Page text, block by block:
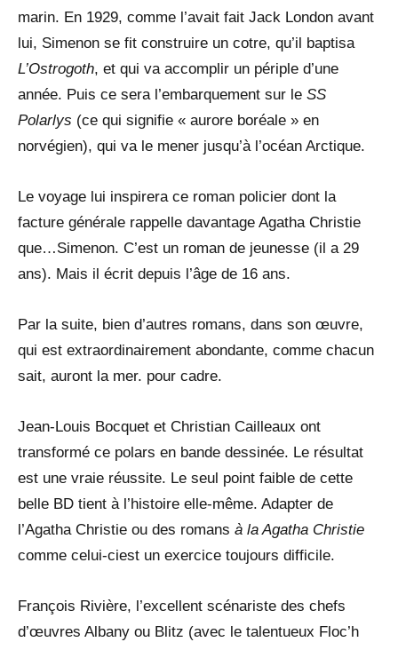
marin. En 1929, comme l’avait fait Jack London avant
lui, Simenon se fit construire un cotre, qu’il baptisa
L’Ostrogoth, et qui va accomplir un périple d’une
année. Puis ce sera l’embarquement sur le SS
Polarlys (ce qui signifie « aurore boréale » en
norvégien), qui va le mener jusqu’à l’océan Arctique.
Le voyage lui inspirera ce roman policier dont la
facture générale rappelle davantage Agatha Christie
que…Simenon. C’est un roman de jeunesse (il a 29
ans). Mais il écrit depuis l’âge de 16 ans.
Par la suite, bien d’autres romans, dans son œuvre,
qui est extraordinairement abondante, comme chacun
sait, auront la mer. pour cadre.
Jean-Louis Bocquet et Christian Cailleaux ont
transformé ce polars en bande dessinée. Le résultat
est une vraie réussite. Le seul point faible de cette
belle BD tient à l’histoire elle-même. Adapter de
l’Agatha Christie ou des romans à la Agatha Christie
comme celui-ciest un exercice toujours difficile.
François Rivière, l’excellent scénariste des chefs
d’œuvres Albany ou Blitz (avec le talentueux Floc’h